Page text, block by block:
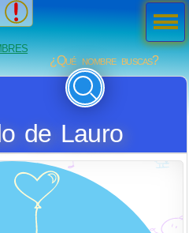
¿Qué nombre buscas?
de Lauro
Men
ú